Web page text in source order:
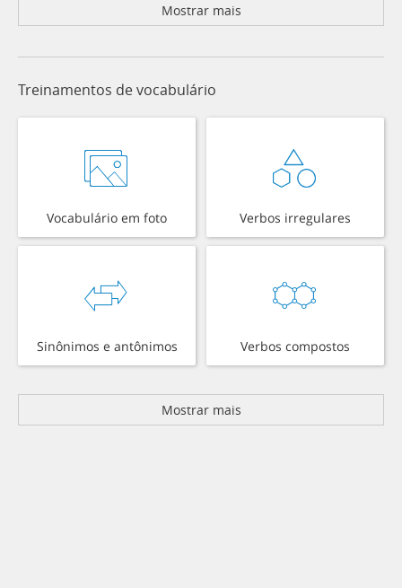
Mostrar mais
Treinamentos de vocabulário
Vocabulário em foto Verbos irregulares
Sinônimos e antônimos Verbos compostos
Mostrar mais